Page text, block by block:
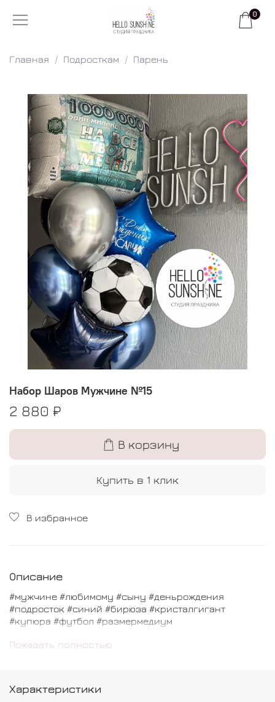
0
Главная Подросткам Парень
Набор Шаров Мужчине №15
2 880 ₽
В корзину
Купить в 1 клик
В избранное
Описание
#мужчине #любимому #сыну #деньрождения
#подросток #синий #бирюза #кристалгигант
#купюра #футбол #размермедиум
В состав входит:
Фольгированная Звезда - 2 шт
Показать полностью
Характеристики